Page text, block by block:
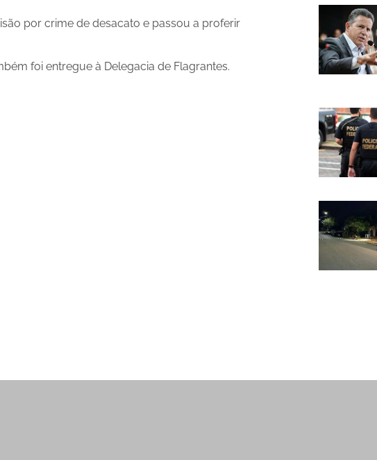
por crime de desacato e passou a proferir
foi entregue à Delegacia de Flagrantes.